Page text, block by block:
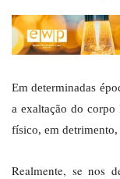
Em determinadas
a exaltação do
físico, em detrimento,
Realmente, se nos